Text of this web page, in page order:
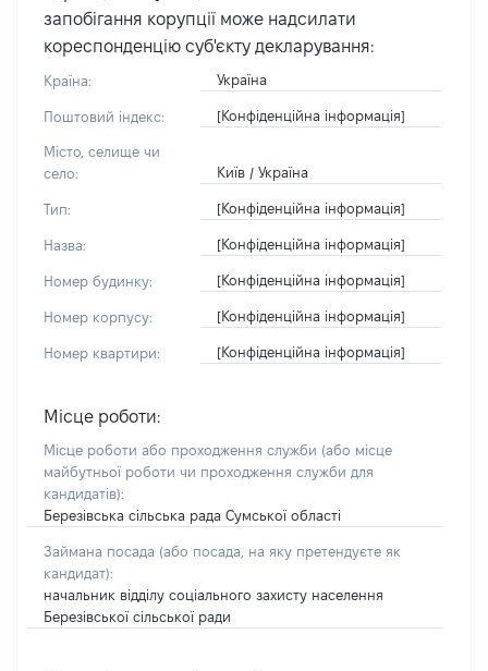
запобігання корупції може надсилати
кореспонденцію суб'єкту декларування:
Країна: Україна
Поштовий індекс: [Конфіденційна інформація]
Місто, селище чи
село:
Київ / Україна
Тип: [Конфіденційна інформація]
Назва: [Конфіденційна інформація]
Номер будинку: [Конфіденційна інформація]
Номер корпусу: [Конфіденційна інформація]
Номер квартири: [Конфіденційна інформація]
Місце роботи:
Місце роботи або проходження служби (або місце
майбутньої роботи чи проходження служби для
кандидатів):
Березівська сільська рада Сумської області
Займана посада (або посада, на яку претендуєте як
кандидат):
начальник відділу соціального захисту населення
Березівської сільської ради